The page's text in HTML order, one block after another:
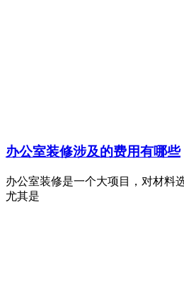
办公室装修涉及的费用有哪些
办公室装修是一个大项目，对材料
尤其是